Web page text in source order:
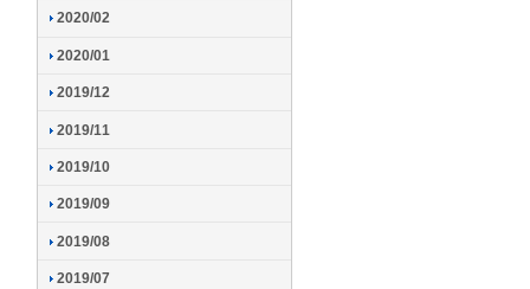
2020/02
2020/01
2019/12
2019/11
2019/10
2019/09
2019/08
2019/07